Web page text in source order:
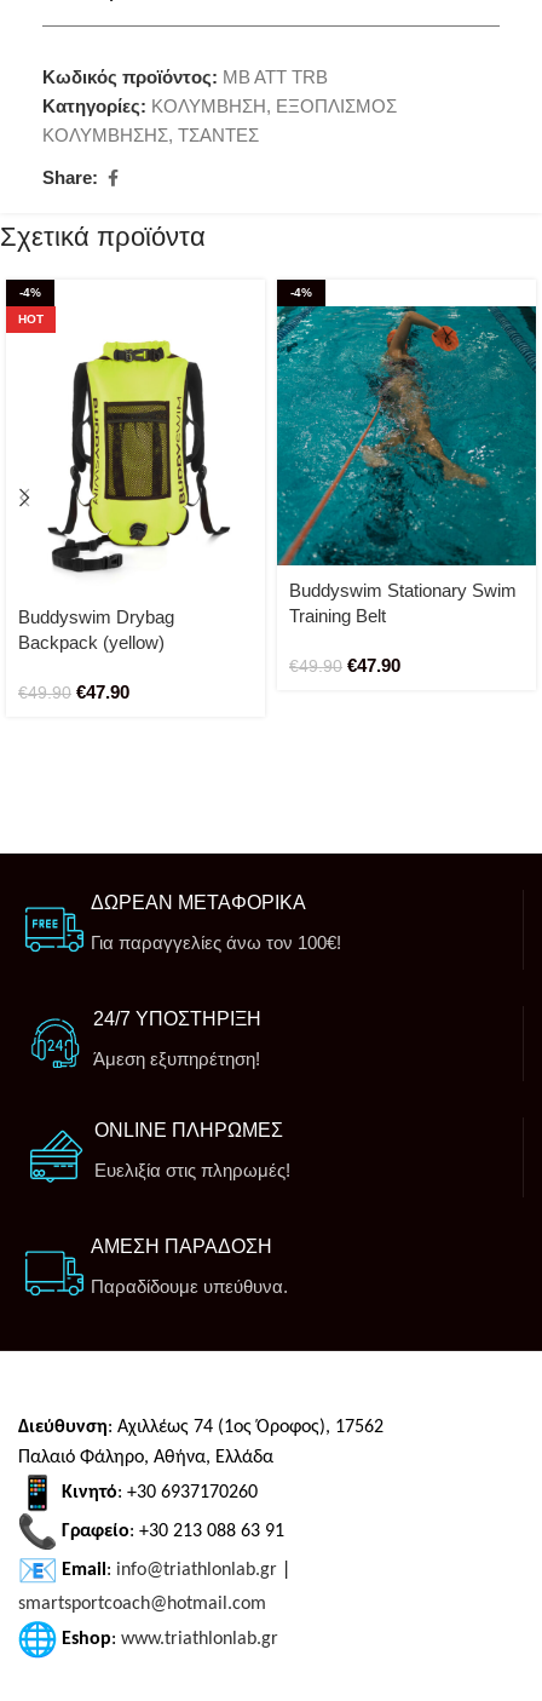
Κωδικός προϊόντος: MB ATT TRB
Κατηγορίες: ΚΟΛΥΜΒΗΣΗ, ΕΞΟΠΛΙΣΜΟΣ
ΚΟΛΥΜΒΗΣΗΣ, ΤΣΑΝΤΕΣ
Share:
Σχετικά προϊόντα
-4%
HOT
Buddyswim Drybag
Backpack (yellow)
€49.90 €47.90
-4%
Buddyswim Stationary Swim
Training Belt
€49.90 €47.90
ΔΩΡΕΑΝ ΜΕΤΑΦΟΡΙΚΑ
Για παραγγελίες άνω τον 100€!
24/7 ΥΠΟΣΤΗΡΙΞΗ
Άμεση εξυπηρέτηση!
ONLINE ΠΛΗΡΩΜΕΣ
Ευελιξία στις πληρωμές!
ΑΜΕΣΗ ΠΑΡΑΔΟΣΗ
Παραδίδουμε υπεύθυνα.
Διεύθυνση: Αχιλλέως 74 (1ος Όροφος), 17562
Παλαιό Φάληρο, Αθήνα, Ελλάδα
Κινητό: +30 6937170260
Γραφείο: +30 213 088 63 91
Email : info@triathlonlab.gr
smartsportcoach@hotmail.com
Eshop: www.triathlonlab.gr